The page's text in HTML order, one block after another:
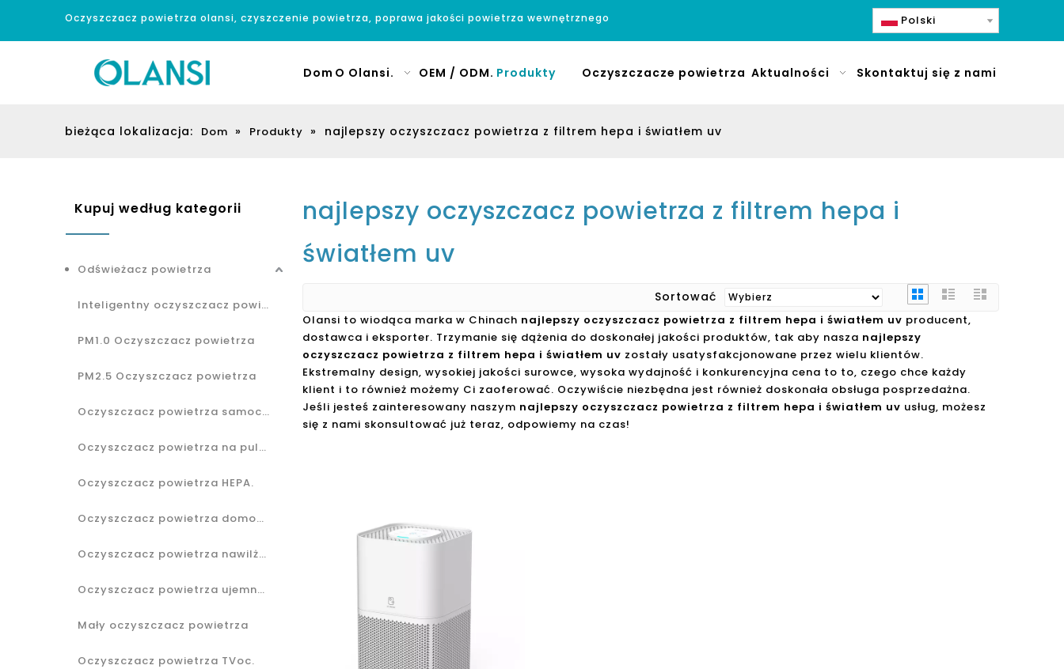
Oczyszczacz powietrza olansi, czyszczenie powietrza, poprawa jakości powietrza wewnętrznego Polski
Dom O Olansi. OEM / ODM. Produkty Oczyszczacze powietrza Aktualności Skontaktuj się z nami
bieżąca lokalizacja: Dom » Produkty » najlepszy oczyszczacz powietrza z filtrem hepa i światłem uv
Kupuj według kategorii
Odświeżacz powietrza
Inteligentny oczyszczacz powietrza
PM1.0 Oczyszczacz powietrza
PM2.5 Oczyszczacz powietrza
Oczyszczacz powietrza samochodowego
Oczyszczacz powietrza na pulpicie
Oczyszczacz powietrza HEPA.
Oczyszczacz powietrza domowego
Oczyszczacz powietrza nawilżacza
Oczyszczacz powietrza ujemnego jonowego
Mały oczyszczacz powietrza
Oczyszczacz powietrza TVoc.
najlepszy oczyszczacz powietrza z filtrem hepa i
światłem uv
Sortować
Olansi to wiodąca marka w Chinach najlepszy oczyszczacz powietrza z filtrem hepa i światłem uv producent,
dostawca i eksporter. Trzymanie się dążenia do doskonałej jakości produktów, tak aby nasza najlepszy
oczyszczacz powietrza z filtrem hepa i światłem uv zostały usatysfakcjonowane przez wielu klientów.
Ekstremalny design, wysokiej jakości surowce, wysoka wydajność i konkurencyjna cena to to, czego chce każdy
klient i to również możemy Ci zaoferować. Oczywiście niezbędna jest również doskonała obsługa posprzedażna.
Jeśli jesteś zainteresowany naszym najlepszy oczyszczacz powietrza z filtrem hepa i światłem uv usług, możesz
się z nami skonsultować już teraz, odpowiemy na czas!